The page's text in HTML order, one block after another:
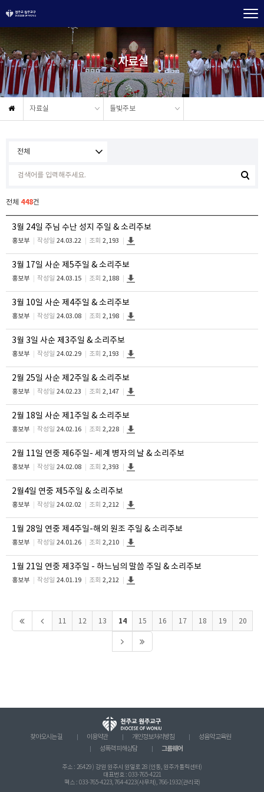
자료실
자료실 들빛주보
전체 448건
3월 24일 주님 수난 성지 주일 & 소리주보
홍보부 작성일 24.03.22 조회 2,193
3월 17일 사순 제5주일 & 소리주보
홍보부 작성일 24.03.15 조회 2,188
3월 10일 사순 제4주일 & 소리주보
홍보부 작성일 24.03.08 조회 2,198
3월 3일 사순 제3주일 & 소리주보
홍보부 작성일 24.02.29 조회 2,193
2월 25일 사순 제2주일 & 소리주보
홍보부 작성일 24.02.23 조회 2,147
2월 18일 사순 제1주일 & 소리주보
홍보부 작성일 24.02.16 조회 2,228
2월 11일 연중 제6주일- 세계 병자의 날 & 소리주보
홍보부 작성일 24.02.08 조회 2,393
2월4일 연중 제5주일 & 소리주보
홍보부 작성일 24.02.02 조회 2,212
1월 28일 연중 제4주일-해외 원조 주일 & 소리주보
홍보부 작성일 24.01.26 조회 2,210
1월 21일 연중 제3주일 - 하느님의 말씀 주일 & 소리주보
홍보부 작성일 24.01.19 조회 2,212
11 12 13 14 15 16 17 18 19 20
찾아오시는 길 이용약관 개인정보처리방침
성음악 교육원
성폭력 피해상담
그룹웨어
주소 : 26429 ) 강원 원주시 원일로 28 (인동, 원주가톨릭센터)
대표번호 : 033-765-4221
팩스 : 033-765-4223, 764-4223(사무처), 766-1932(관리국)